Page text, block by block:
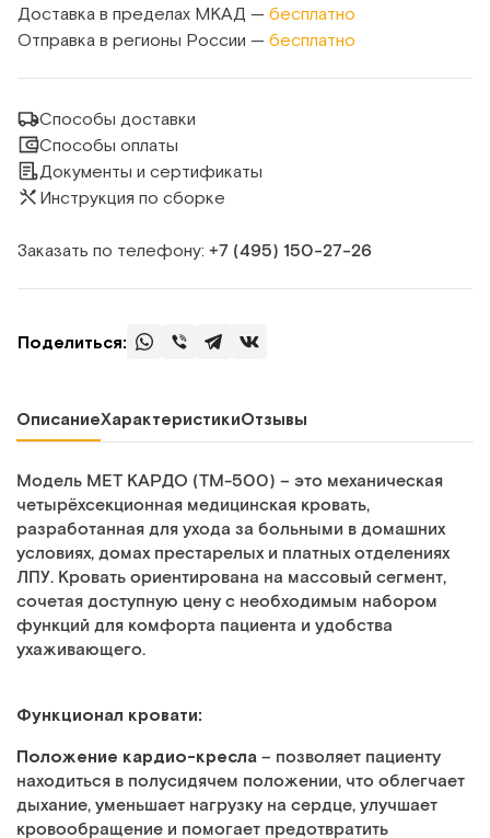
Доставка в пределах МКАД — бесплатно
Отправка в регионы России — бесплатно
Способы доставки
Способы оплаты
Документы и сертификаты
Инструкция по сборке
Заказать по телефону: +7 (495) 150‑27‑26
Поделиться:
ОписаниеХарактеристикиОтзывы
Модель МЕТ КАРДО (ТМ-500) – это механическая
четырёхсекционная медицинская кровать,
разработанная для ухода за больными в домашних
условиях, домах престарелых и платных отделениях
ЛПУ. Кровать ориентирована на массовый сегмент,
сочетая доступную цену с необходимым набором
функций для комфорта пациента и удобства
ухаживающего.
Функционал кровати:
Положение кардио-кресла – позволяет пациенту
находиться в полусидячем положении, что облегчает
дыхание, уменьшает нагрузку на сердце, улучшает
кровообращение и помогает предотвратить